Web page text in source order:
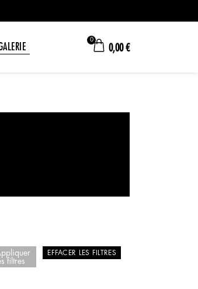
0
0,00€
EFFACER LES FILTRES
filtres